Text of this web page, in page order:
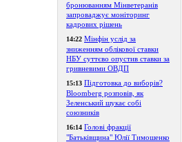
бронюванням Мінветеранів
запроваджує моніторинг
кадрових рішень
14:22 Мінфін услід за
зниженням облікової ставки
НБУ суттєво опустив ставки за
гривневими ОВДП
15:13 Підготовка до виборів?
Bloomberg розповів, як
Зеленський шукає собі
союзників
16:14 Голові фракції
"Батьківщина" Юлії Тимошенко